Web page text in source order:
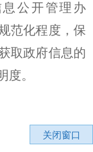
息公开管理办
范化程度，保
取政府信息的
。
关闭窗口